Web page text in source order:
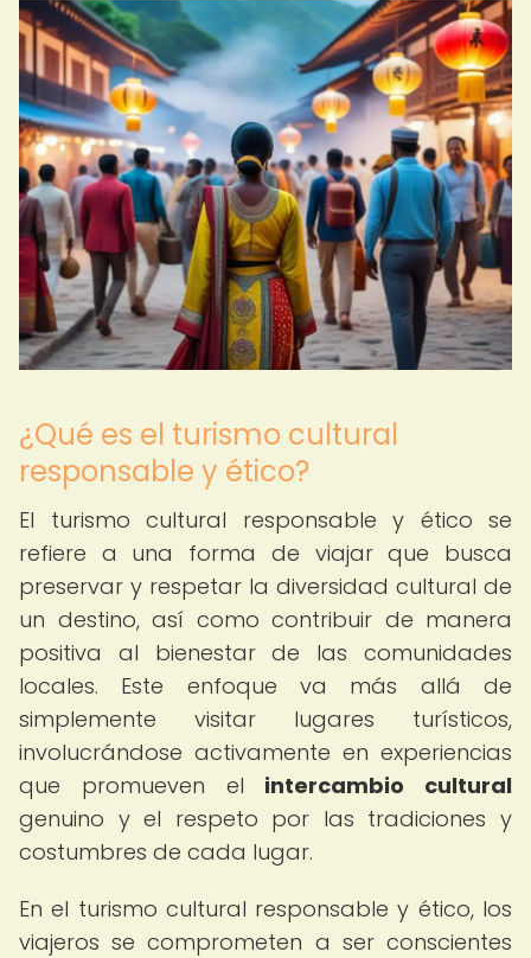
¿Qué es el turismo cultural
responsable y ético?
El turismo cultural responsable y ético se
refiere a una forma de viajar que busca
preservar y respetar la diversidad cultural de
un destino, así como contribuir de manera
positiva al bienestar de las comunidades
locales. Este enfoque va más allá de
simplemente visitar lugares turísticos,
involucrándose activamente en experiencias
que promueven el intercambio cultural
genuino y el respeto por las tradiciones y
costumbres de cada lugar.
En el turismo cultural responsable y ético, los
viajeros se comprometen a ser conscientes